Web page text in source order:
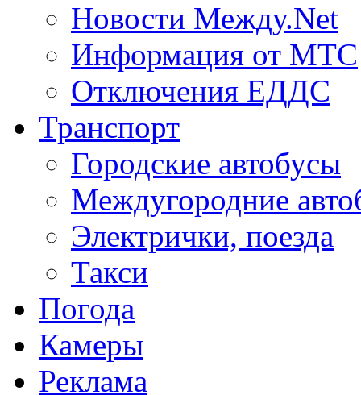
Новости Между.Net
Информация от МТС
Отключения ЕДДС
Транспорт
Городские автобусы
Междугородние
Электрички, поезда
Такси
Погода
Камеры
Реклама